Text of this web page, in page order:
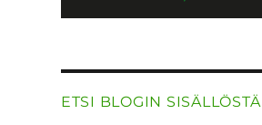
ETSI BLOGIN SISÄLLÖSTÄ